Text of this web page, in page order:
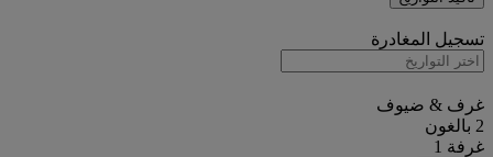
تسجيل المغادرة
غرف & ضيوف
2 بالغون
غرفة 1